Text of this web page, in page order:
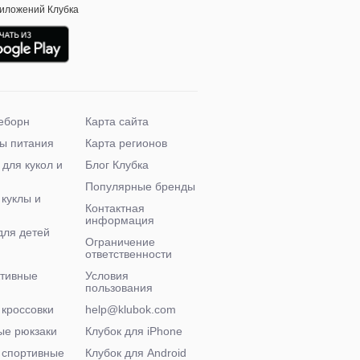
Клубка
питания
кукол и
и
детей
рюкзаки
Карта сайта
Карта регионов
Блог Клубка
Популярные бренды
Контактная
информация
Ограничение
ответственности
Условия
пользования
help@klubok.com
Клубок для iPhone
Клубок для Android